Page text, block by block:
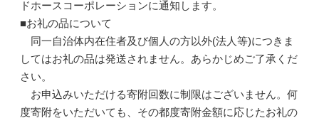
ドホースコーポレーションに通知します。
■お礼の品について
同一自治体内在住者及び個人の方以外(法人等)につきま
してはお礼の品は発送されません。あらかじめご了承くだ
さい。
お申込みいただける寄附回数に制限はございません。何
度寄附をいただいても、その都度寄附金額に応じたお礼の